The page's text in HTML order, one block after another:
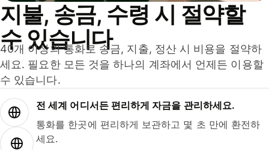
지불, 송금, 수령 시 절약할
수 있습니다
40개 이상의 통화로 송금, 지출, 정산 시 비용을 절약하
세요. 필요한 모든 것을 하나의 계좌에서 언제든 이용할
수 있습니다.
전 세계 어디서든 편리하게 자금을 관리하세요.
통화를 한곳에 편리하게 보관하고 몇 초 만에 환전하
세요.